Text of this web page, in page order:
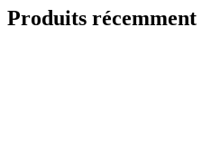
Produits récemment